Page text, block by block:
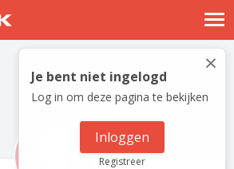
Nostalgische verhalen
Log in
Meld je gratis aan
×
Je bent niet ingelogd
Log in om deze pagina te bekijken
Inloggen
Registreer